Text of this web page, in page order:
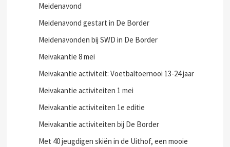
Meidenavond
Meidenavond gestart in De Border
Meidenavonden bij SWD in De Border
Meivakantie 8 mei
Meivakantie activiteit: Voetbaltoernooi 13-24 jaar
Meivakantie activiteiten 1 mei
Meivakantie activiteiten 1e editie
Meivakantie activiteiten bij De Border
Met 40 jeugdigen skiën in de Uithof, een mooie